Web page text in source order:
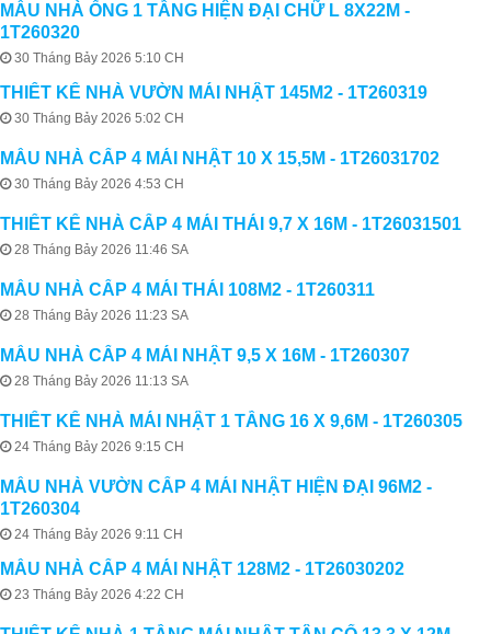
MẪU NHÀ ỐNG 1 TẦNG HIỆN ĐẠI CHỮ L 8X22M -
1T260320
30 Tháng Bảy 2026 5:10 CH
THIẾT KẾ NHÀ VƯỜN MÁI NHẬT 145M2 - 1T260319
30 Tháng Bảy 2026 5:02 CH
MẪU NHÀ CẤP 4 MÁI NHẬT 10 X 15,5M - 1T26031702
30 Tháng Bảy 2026 4:53 CH
THIẾT KẾ NHÀ CẤP 4 MÁI THÁI 9,7 X 16M - 1T26031501
28 Tháng Bảy 2026 11:46 SA
MẪU NHÀ CẤP 4 MÁI THÁI 108M2 - 1T260311
28 Tháng Bảy 2026 11:23 SA
MẪU NHÀ CẤP 4 MÁI NHẬT 9,5 X 16M - 1T260307
28 Tháng Bảy 2026 11:13 SA
THIẾT KẾ NHÀ MÁI NHẬT 1 TẦNG 16 X 9,6M - 1T260305
24 Tháng Bảy 2026 9:15 CH
MẪU NHÀ VƯỜN CẤP 4 MÁI NHẬT HIỆN ĐẠI 96M2 -
1T260304
24 Tháng Bảy 2026 9:11 CH
MẪU NHÀ CẤP 4 MÁI NHẬT 128M2 - 1T26030202
23 Tháng Bảy 2026 4:22 CH